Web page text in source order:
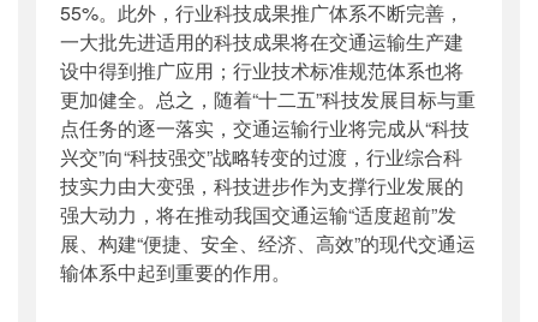
55%。此外，行业科技成果推广体系不断完善，
一大批先进适用的科技成果将在交通运输生产建
设中得到推广应用；行业技术标准规范体系也将
更加健全。总之，随着“十二五”科技发展目标与重
点任务的逐一落实，交通运输行业将完成从“科技
兴交”向“科技强交”战略转变的过渡，行业综合科
技实力由大变强，科技进步作为支撑行业发展的
强大动力，将在推动我国交通运输“适度超前”发
展、构建“便捷、安全、经济、高效”的现代交通运
输体系中起到重要的作用。